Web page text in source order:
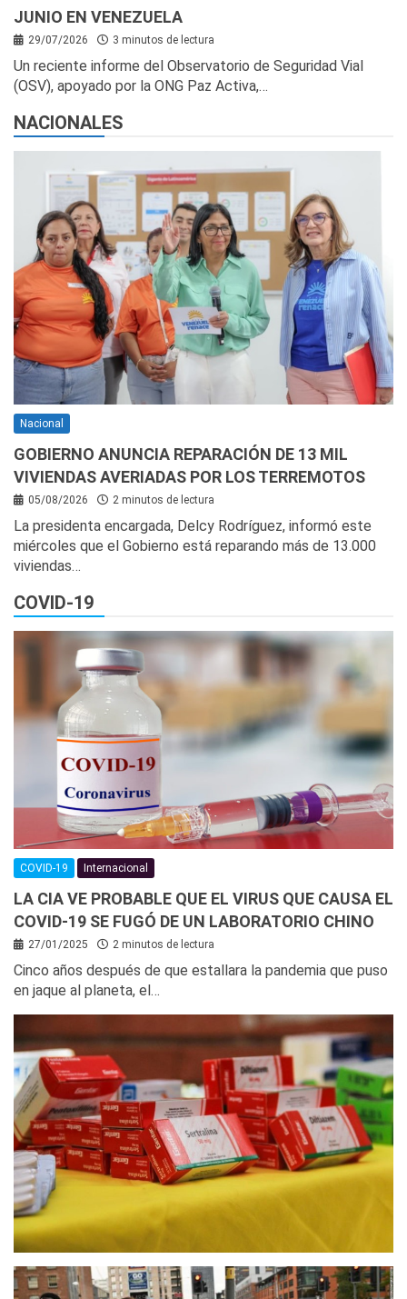
JUNIO EN VENEZUELA
29/07/2026 3 minutos de lectura
Un reciente informe del Observatorio de Seguridad Vial
(OSV), apoyado por la ONG Paz Activa,…
NACIONALES
Nacional
GOBIERNO ANUNCIA REPARACIÓN DE 13 MIL
VIVIENDAS AVERIADAS POR LOS TERREMOTOS
05/08/2026 2 minutos de lectura
La presidenta encargada, Delcy Rodríguez, informó este
miércoles que el Gobierno está reparando más de 13.000
viviendas…
COVID-19
COVID-19 Internacional
LA CIA VE PROBABLE QUE EL VIRUS QUE CAUSA EL
COVID-19 SE FUGÓ DE UN LABORATORIO CHINO
27/01/2025 2 minutos de lectura
Cinco años después de que estallara la pandemia que puso
en jaque al planeta, el…